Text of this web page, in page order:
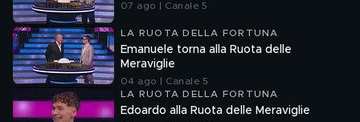
07 ago | Canale 5
LA RUOTA DELLA FORTUNA
Emanuele torna alla Ruota delle
Meraviglie
04 ago | Canale 5
LA RUOTA DELLA FORTUNA
Edoardo alla Ruota delle Meraviglie